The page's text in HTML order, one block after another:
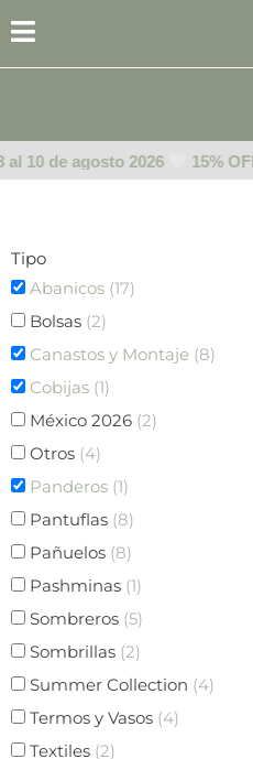
al
contenido
de agosto 2026 15% OFF
Tipo
Abanicos (17)
Bolsas (2)
Canastos y Montaje (8)
Cobijas (1)
México 2026 (2)
Otros (4)
Panderos (1)
Pantuflas (8)
Pañuelos (8)
Pashminas (1)
Sombreros (5)
Sombrillas (2)
Summer Collection (4)
Termos y Vasos (4)
Textiles (2)